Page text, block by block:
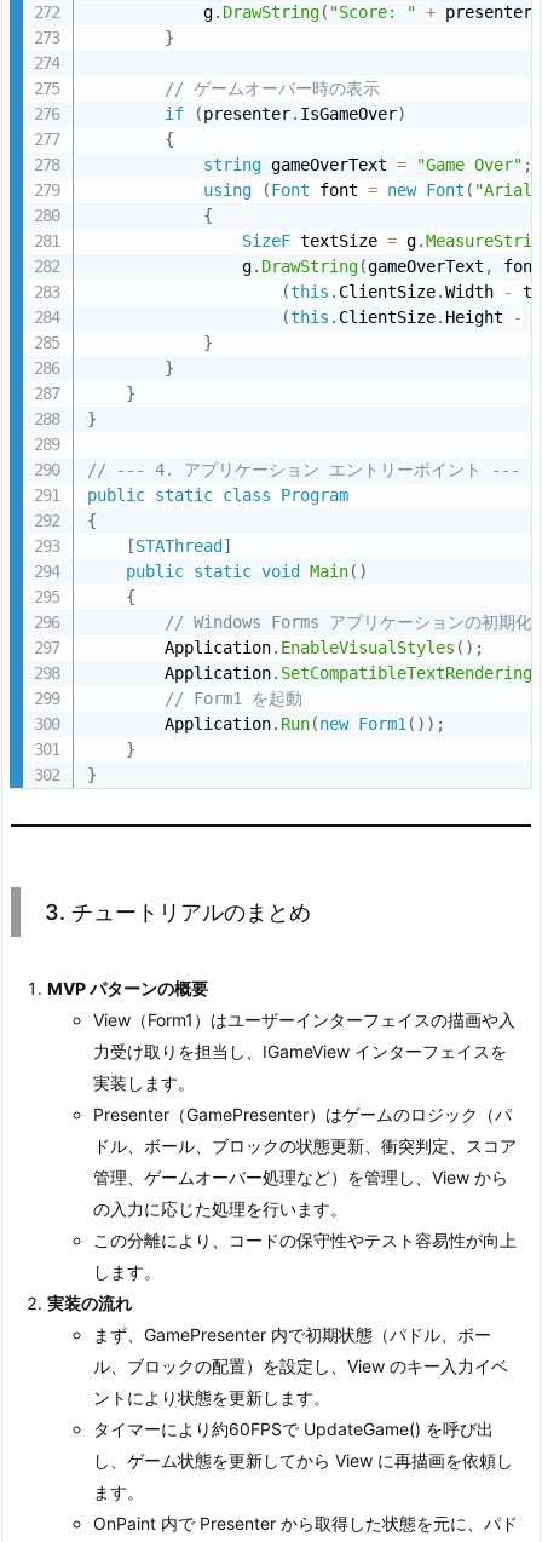
            g
. DrawString( "Score: " + presenter
}
// ゲームオーバー時の表示
if
(presenter. IsGameOver)
{
string gameOverText = "Game Over" ;
using
(Font font = new Font ( "Arial"
{
SizeF textSize = g.
                g
. DrawString(gameOverText ,
font
(this . ClientSize.Width -
(this . ClientSize. Height -
}
}
}
}
// --- 4. アプリケーション エントリーポイント ---
public static class
Program
{
[STAThread ]
public static void Main( )
{
// Windows Forms アプリケーションの初期化
        Application
. EnableVisualStyles ( ) ;
        Application
.
// Form1 を起動
        Application
. Run(new Form1 ( ) ) ;
}
}
3. チュートリアルのまとめ
MVP パターンの概要
View（Form1）はユーザーインターフェイスの描画や入
力受け取りを担当し、IGameView インターフェイスを
実装します。
Presenter（GamePresenter）はゲームのロジック（パ
ドル、ボール、ブロックの状態更新、衝突判定、スコア
管理、ゲームオーバー処理など）を管理し、View から
の入力に応じた処理を行います。
この分離により、コードの保守性やテスト容易性が向上
します。
実装の流れ
まず、GamePresenter 内で初期状態（パドル、ボー
ル、ブロックの配置）を設定し、View のキー入力イベ
ントにより状態を更新します。
タイマーにより約60FPSで UpdateGame() を呼び出
し、ゲーム状態を更新してから View に再描画を依頼し
ます。
OnPaint 内で Presenter から取得した状態を元に、パド